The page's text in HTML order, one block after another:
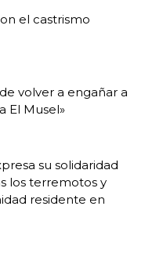
el castrismo
volver a engañar a
El Musel»
su solidaridad
los terremotos y
residente en